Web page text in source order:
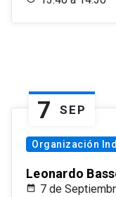
7 SEP
Organización
Leonardo
7 de